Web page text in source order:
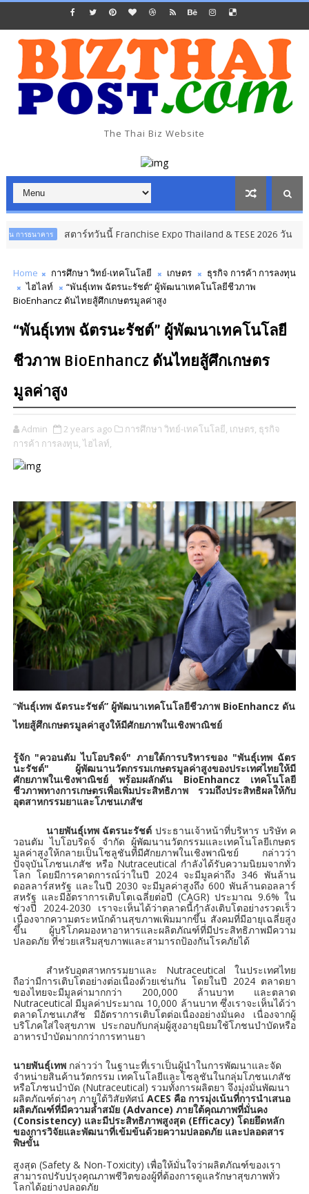
The Thai Biz Website
คาร สตาร์ทวันนี้ Franchise Expo Thailand & TESE 2026 วัน ธุรกิจ กา
Home การศึกษา วิทย์-เทคโนโลยี เกษตร
ธุรกิจ การค้า การลงทุน
ไฮไลท์
“พันธุ์เทพ ฉัตรนะรัชต์” ผู้พัฒนาเทคโนโลยีชีวภาพ
BioEnhancz ดันไทยสู้ศึกเกษตรมูลค่าสูง
“พันธุ์เทพ ฉัตรนะรัชต์” ผู้พัฒนาเทคโนโลยี
ชีวภาพ BioEnhancz ดันไทยสู้ศึกเกษตร
มูลค่าสูง
Admin 2 years ago การศึกษา วิทย์-เทคโนโลยี, เกษตร, ธุรกิจ
การค้า การลงทุน, ไฮไลท์,
“พันธุ์เทพ ฉัตรนะรัชต์” ผู้พัฒนาเทคโนโลยีชีวภาพ BioEnhancz ดัน
ไทยสู้ศึกเกษตรมูลค่าสูงให้มีศักยภาพในเชิงพาณิชย์
รู้จัก "ควอนตัม ไบโอบริดจ์" ภายใต้การบริหารของ "พันธุ์เทพ ฉัตร
นะรัชต์" ผู้พัฒนานวัตกรรมเกษตรมูลค่าสูงของประเทศไทยให้มี
ศักยภาพในเชิงพาณิชย์ พร้อมผลักดัน BioEnhancz เทคโนโลยี
ชีวภาพทางการเกษตรเพื่อเพิ่มประสิทธิภาพ รวมถึงประสิทธิผลให้กับ
อุตสาหกรรมยาและโภชนเภสัช
นายพันธุ์เทพ ฉัตรนะรัชต์ ประธานเจ้าหน้าที่บริหาร บริษัท ค
วอนตัม ไบโอบริดจ์ จำกัด ผู้พัฒนานวัตกรรมและเทคโนโลยีเกษตร
มูลค่าสูงให้กลายเป็นโซลูชันที่มีศักยภาพในเชิงพาณิชย์ กล่าวว่า
ปัจจุบันโภชนเภสัช หรือ Nutraceutical กำลังได้รับความนิยมจากทั่ว
โลก โดยมีการคาดการณ์ว่าในปี 2024 จะมีมูลค่าถึง 346 พันล้าน
ดอลลาร์สหรัฐ และในปี 2030 จะมีมูลค่าสูงถึง 600 พันล้านดอลลาร์
สหรัฐ และมีอัตราการเติบโตเฉลี่ยต่อปี (CAGR) ประมาณ 9.6% ใน
ช่วงปี 2024-2030 เราจะเห็นได้ว่าตลาดนี้กำลังเติบโตอย่างรวดเร็ว
เนื่องจากความตระหนักด้านสุขภาพเพิ่มมากขึ้น สังคมที่มีอายุเฉลี่ยสูง
ขึ้น ผู้บริโภคมองหาอาหารและผลิตภัณฑ์ที่มีประสิทธิภาพมีความ
ปลอดภัย ที่ช่วยเสริมสุขภาพและสามารถป้องกันโรคภัยได้
สำหรับอุตสาหกรรมยาและ Nutraceutical ในประเทศไทย
ถือว่ามีการเติบโตอย่างต่อเนื่องด้วยเช่นกัน โดยในปี 2024 ตลาดยา
ของไทยจะมีมูลค่ามากกว่า 200,000 ล้านบาท และตลาด
Nutraceutical มีมูลค่าประมาณ 10,000 ล้านบาท ซึ่งเราจะเห็นได้ว่า
ตลาดโภชนเภสัช มีอัตราการเติบโตต่อเนื่องอย่างมั่นคง เนื่องจากผู้
บริโภคใส่ใจสุขภาพ ประกอบกับกลุ่มผู้สูงอายุนิยมใช้โภชนบำบัดหรือ
อาหารบำบัดมากกว่าการทานยา
นายพันธุ์เทพกล่าวว่า ในฐานะที่เราเป็นผู้นำในการพัฒนาและจัด
จำหน่ายสินค้านวัตกรรม เทคโนโลยีและโซลูชันในกลุ่มโภชนเภสัช
หรือโภชนบำบัด (Nutraceutical) รวมทั้งการผลิตยา จึงมุ่งมั่นพัฒนา
ผลิตภัณฑ์ต่างๆ ภายใต้วิสัยทัศน์ ACES คือ การมุ่งเน้นที่การนำเสนอ
ผลิตภัณฑ์ที่มีความล้ำสมัย (Advance) ภายใต้คุณภาพที่มั่นคง
(Consistency) และมีประสิทธิภาพสูงสุด (Efficacy) โดยยึดหลัก
ของการวิจัยและพัฒนาที่เข้มข้นด้วยความปลอดภัย และปลอดสาร
พิษขั้น
สูงสุด (Safety & Non-Toxicity) เพื่อให้มั่นใจว่าผลิตภัณฑ์ของเรา
สามารถปรับปรุงคุณภาพชีวิตของผู้ที่ต้องการดูแลรักษาสุขภาพทั่ว
โลกได้อย่างปลอดภัย